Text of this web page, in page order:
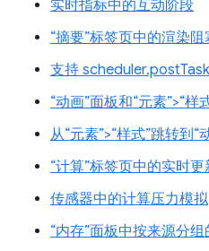
实时指标中的互动阶段
“摘要”标签页中的渲染阻
支持
“动画”面板和“元素”>“样
从“元素”>“样式”跳转到“
“计算”标签页中的实时更
传感器中的计算压力模拟
“内存”面板中按来源分